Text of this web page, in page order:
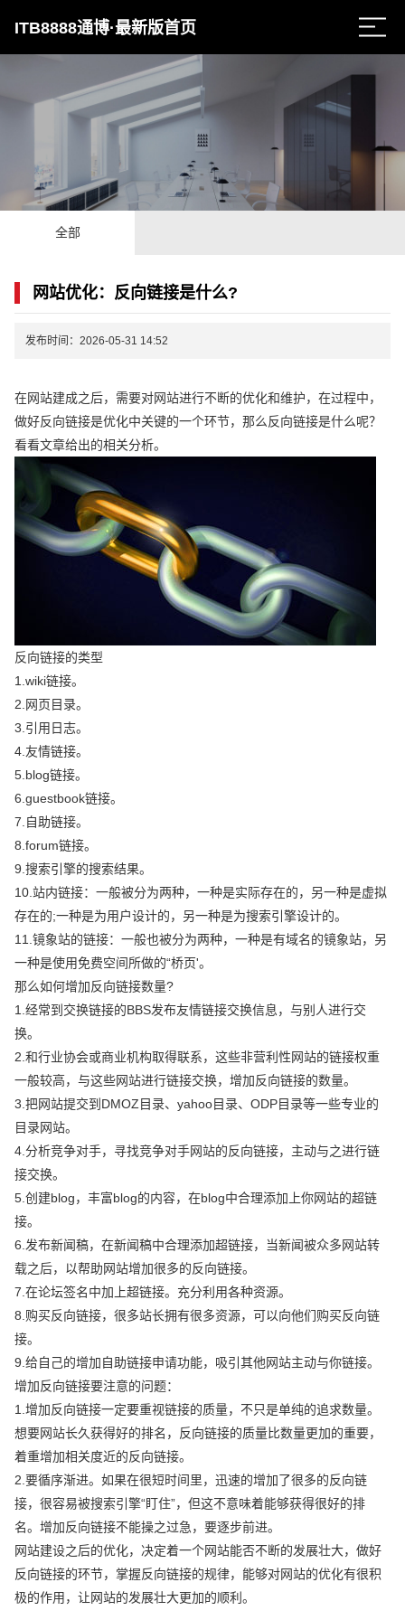
ITB8888通博·最新版首页
全部
网站优化：反向链接是什么?
发布时间：2026-05-31 14:52
在网站建成之后，需要对网站进行不断的优化和维护，在过程中，
做好反向链接是优化中关键的一个环节，那么反向链接是什么呢？
看看文章给出的相关分析。
反向链接的类型
1.wiki链接。
2.网页目录。
3.引用日志。
4.友情链接。
5.blog链接。
6.guestbook链接。
7.自助链接。
8.forum链接。
9.搜索引擎的搜索结果。
10.站内链接：一般被分为两种，一种是实际存在的，另一种是虚拟
存在的;一种是为用户设计的，另一种是为搜索引擎设计的。
11.镜象站的链接：一般也被分为两种，一种是有域名的镜象站，另
一种是使用免费空间所做的“桥页'。
那么如何增加反向链接数量?
1.经常到交换链接的BBS发布友情链接交换信息，与别人进行交
换。
2.和行业协会或商业机构取得联系，这些非营利性网站的链接权重
一般较高，与这些网站进行链接交换，增加反向链接的数量。
3.把网站提交到DMOZ目录、yahoo目录、ODP目录等一些专业的
目录网站。
4.分析竞争对手，寻找竞争对手网站的反向链接，主动与之进行链
接交换。
5.创建blog，丰富blog的内容，在blog中合理添加上你网站的超链
接。
6.发布新闻稿，在新闻稿中合理添加超链接，当新闻被众多网站转
载之后，以帮助网站增加很多的反向链接。
7.在论坛签名中加上超链接。充分利用各种资源。
8.购买反向链接，很多站长拥有很多资源，可以向他们购买反向链
接。
9.给自己的增加自助链接申请功能，吸引其他网站主动与你链接。
增加反向链接要注意的问题：
1.增加反向链接一定要重视链接的质量，不只是单纯的追求数量。
想要网站长久获得好的排名，反向链接的质量比数量更加的重要，
着重增加相关度近的反向链接。
2.要循序渐进。如果在很短时间里，迅速的增加了很多的反向链
接，很容易被搜索引擎“盯住”，但这不意味着能够获得很好的排
名。增加反向链接不能操之过急，要逐步前进。
网站建设之后的优化，决定着一个网站能否不断的发展壮大，做好
反向链接的环节，掌握反向链接的规律，能够对网站的优化有很积
极的作用，让网站的发展壮大更加的顺利。